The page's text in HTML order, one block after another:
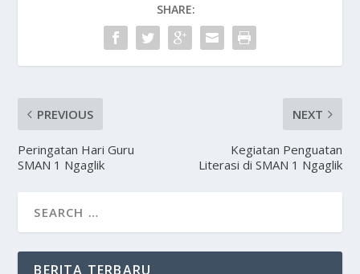
SHARE:
PREVIOUS
Peringatan Hari Guru
SMAN 1 Ngaglik
NEXT
Kegiatan Penguatan
Literasi di SMAN 1 Ngaglik
BERITA TERBARU